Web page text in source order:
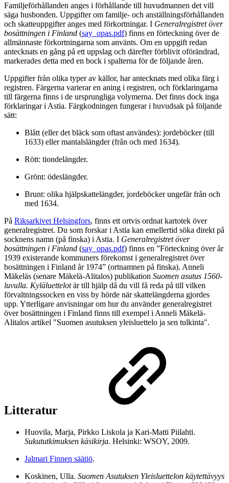
Familjeförhållanden anges i förhållande till huvudmannen det vill
säga husbonden. Uppgifter om familje- och anställningsförhållanden
och skatteuppgifter anges med förkortningar. I Generalregistret över
bosättningen i Finland (say_opas.pdf) finns en förteckning över de
allmännaste förkortningarna som använts. Om en uppgift redan
antecknats en gång på ett uppslag och därefter förblivit oförändrad,
markerades detta med en bock i spalterna för de följande åren.
Uppgifter från olika typer av källor, har antecknats med olika färg i
registren. Färgerna varierar en aning i registren, och förklaringarna
till färgerna finns i de ursprungliga volymerna. Det finns dock inga
förklaringar i Astia. Färgkodningen fungerar i huvudsak på följande
sätt:
Blått (eller det bläck som oftast användes): jordeböcker (till
1633) eller mantalslängder (från och med 1634).
Rött: tiondelängder.
Grönt: ödeslängder.
Brunt: olika hjälpskattelängder, jordeböcker ungefär från och
med 1634.
På Riksarkivet Helsingfors, finns ett ortvis ordnat kartotek över
generalregistret. Du som forskar i Astia kan emellertid söka direkt på
socknens namn (på finska) i Astia. I Generalregistret över
bosättningen i Finland (say_opas.pdf) finns en ”Förteckning över år
1939 existerande kommuners förekomst i generalregistret över
bosättningen i Finland år 1974” (ortnamnen på finska). Anneli
Mäkeläs (senare Mäkelä-Alitalos) publikation Suomen asutus 1560-
luvulla. Kyläluettelotär till hjälp då du vill få reda på till vilken
förvaltningssocken en viss by hörde när skattelängderna gjordes
upp. Ytterligare anvisningar om hur du använder generalregistret
över bosättningen i Finland finns till exempel i Anneli Mäkelä-
Alitalos artikel "Suomen asutuksen yleisluettelo ja sen tulkinta".
Litteratur
Huovila, Marja, Pirkko Liskola ja Kari-Matti Piilahti.
Sukututkimuksen käsikirja. Helsinki: WSOY, 2009.
Jalmari Finnen säätiö.
Koskinen, Ulla. Suomen Asutuksen Yleisluettelon käytettävyys